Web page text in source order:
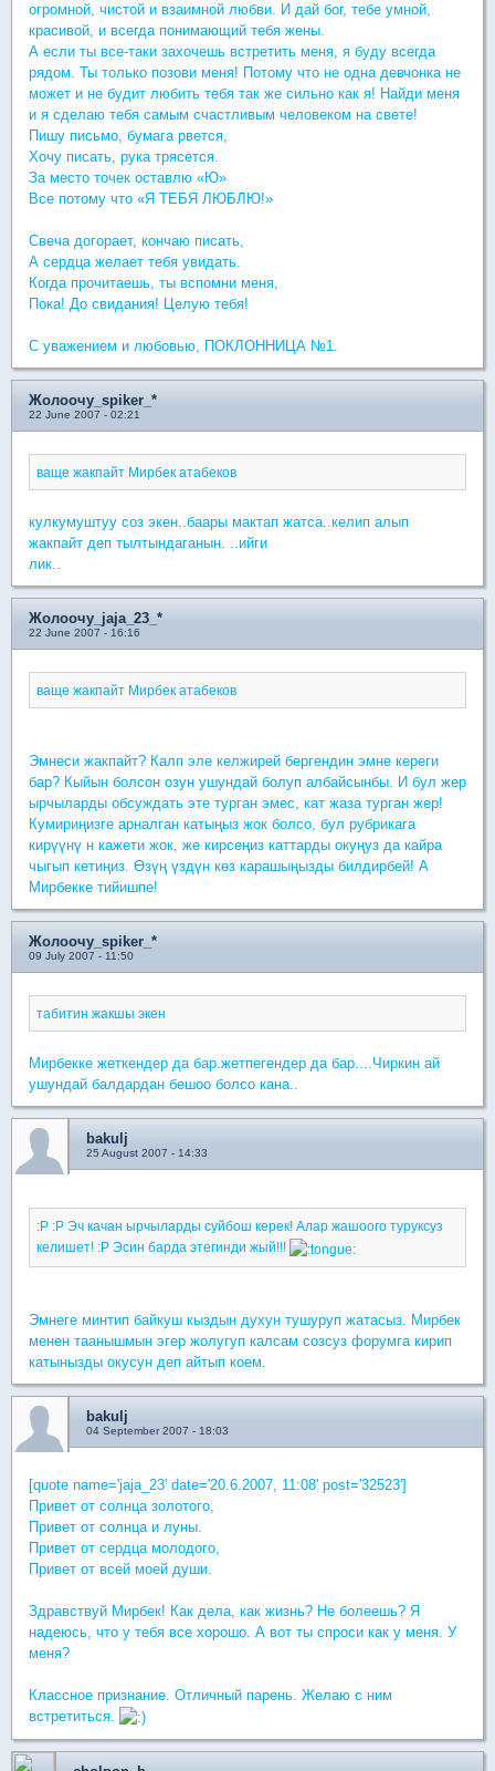
огромной, чистой и взаимной любви. И дай бог, тебе умной,
красивой, и всегда понимающий тебя жены.
А если ты все-таки захочешь встретить меня, я буду всегда
рядом. Ты только позови меня! Потому что не одна девчонка не
может и не будит любить тебя так же сильно как я! Найди меня
и я сделаю тебя самым счастливым человеком на свете!
Пишу письмо, бумага рвется,
Хочу писать, рука трясется.
За место точек оставлю «Ю»
Все потому что «Я ТЕБЯ ЛЮБЛЮ!»
Свеча догорает, кончаю писать,
А сердца желает тебя увидать.
Когда прочитаешь, ты вспомни меня,
Пока! До свидания! Целую тебя!
С уважением и любовью, ПОКЛОННИЦА №1.
Жолоочу_spiker_*
22 June 2007 - 02:21
ваще жакпайт Мирбек атабеков
кулкумуштуу соз экен..баары мактап жатса..келип алып
жакпайт деп тылтындаганын. ..ийги
лик..
Жолоочу_jaja_23_*
22 June 2007 - 16:16
ваще жакпайт Мирбек атабеков
Эмнеси жакпайт? Калп эле келжирей бергендин эмне кереги
бар? Кыйын болсон озун ушундай болуп албайсынбы. И бул жер
ырчыларды обсуждать эте турган эмес, кат жаза турган жер!
Кумириңизге арналган катыңыз жок болсо, бул рубрикага
кирүүнү н кажети жок, же кирсеңиз каттарды окуңуз да кайра
чыгып кетиңиз. Өзүң үздүн көз карашыңызды билдирбей! А
Мирбекке тийишпе!
Жолоочу_spiker_*
09 July 2007 - 11:50
табитин жакшы экен
Мирбекке жеткендер да бар.жетпегендер да бар....Чиркин ай
ушундай балдардан бешоо болсо кана..
bakulj
25 August 2007 - 14:33
:P :P Эч качан ырчыларды суйбош керек! Алар жашоого туруксуз
келишет! :P Эсин барда этегинди жый!!!
Эмнеге минтип байкуш кыздын духун тушуруп жатасыз. Мирбек
менен таанышмын эгер жолугуп калсам созсуз форумга кирип
катынызды окусун деп айтып коем.
bakulj
04 September 2007 - 18:03
[quote name='jaja_23' date='20.6.2007, 11:08' post='32523']
Привет от солнца золотого,
Привет от солнца и луны.
Привет от сердца молодого,
Привет от всей моей души.
Здравствуй Мирбек! Как дела, как жизнь? Не болеешь? Я
надеюсь, что у тебя все хорошо. А вот ты спроси как у меня. У
меня?
Классное признание. Отличный парень. Желаю с ним
встретиться.